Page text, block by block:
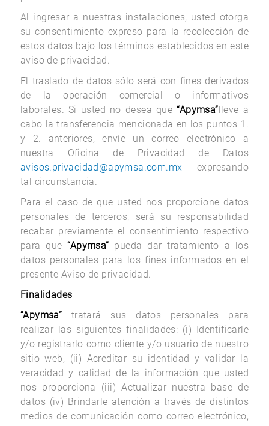
Al ingresar a nuestras instalaciones, usted otorga
su consentimiento expreso para la recolección de
estos datos bajo los términos establecidos en este
aviso de privacidad.
El traslado de datos sólo será con fines derivados
de la operación comercial o informativos
laborales. Si usted no desea que“Apymsa”lleve a
cabo la transferencia mencionada en los puntos 1.
y 2. anteriores, envíe un correo electrónico a
nuestra Oficina de Privacidad de Datos
avisos.privacidad@apymsa.com.mx expresando
tal circunstancia.
Para el caso de que usted nos proporcione datos
personales de terceros, será su responsabilidad
recabar previamente el consentimiento respectivo
para que“Apymsa” pueda dar tratamiento a los
datos personales para los fines informados en el
presente Aviso de privacidad.
Finalidades
“Apymsa” tratará sus datos personales para
realizar las siguientes finalidades: (i) Identificarle
y/o registrarlo como cliente y/o usuario de nuestro
sitio web, (ii) Acreditar su identidad y validar la
veracidad y calidad de la información que usted
nos proporciona (iii) Actualizar nuestra base de
datos (iv) Brindarle atención a través de distintos
medios de comunicación como correo electrónico,